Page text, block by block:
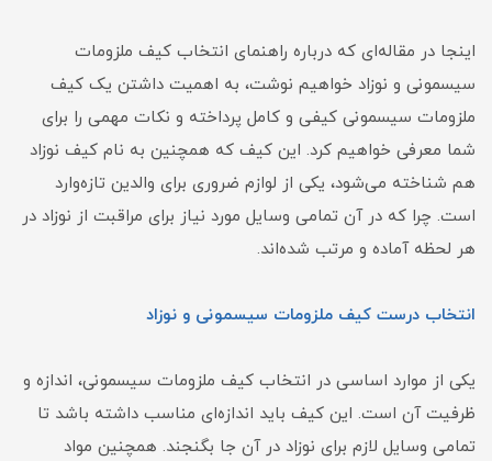
اینجا در مقاله‌ای که درباره راهنمای انتخاب کیف ملزومات
سیسمونی و نوزاد خواهیم نوشت، به اهمیت داشتن یک کیف
ملزومات سیسمونی کیفی و کامل پرداخته و نکات مهمی را برای
شما معرفی خواهیم کرد. این کیف که همچنین به نام کیف نوزاد
هم شناخته می‌شود، یکی از لوازم ضروری برای والدین تازه‌وارد
است. چرا که در آن تمامی وسایل مورد نیاز برای مراقبت از نوزاد در
هر لحظه آماده و مرتب شده‌اند.
انتخاب درست کیف ملزومات سیسمونی و نوزاد
یکی از موارد اساسی در انتخاب کیف ملزومات سیسمونی، اندازه و
ظرفیت آن است. این کیف باید اندازه‌ای مناسب داشته باشد تا
تمامی وسایل لازم برای نوزاد در آن جا بگنجند. همچنین مواد